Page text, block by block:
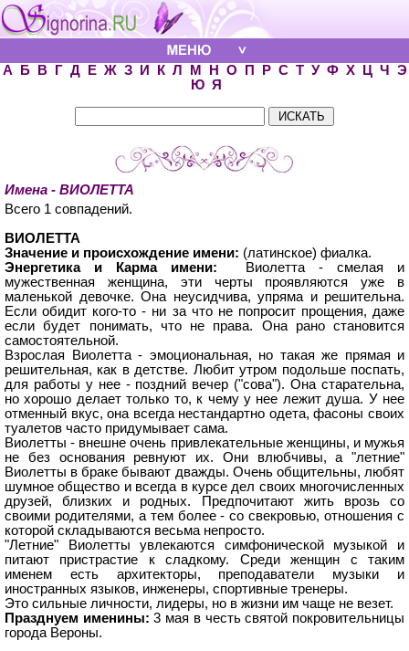
А Б В Г Д Е Ж З И К Л М Н О П Р С Т У Ф Х Ц Ч
Э
Ю Я
Имена - ВИОЛЕТТА
Всего 1 совпадений.
ВИОЛЕТТА
Значение и происхождение имени: (латинское) фиалка.
Энергетика и Карма имени:
Виолетта - смелая и
мужественная женщина, эти черты проявляются уже в
маленькой девочке. Она неусидчива, упряма и решительна.
Если обидит кого-то - ни за что не попросит прощения, даже
если будет понимать, что не права. Она рано становится
самостоятельной.
Взрослая Виолетта - эмоциональная, но такая же прямая и
решительная, как в детстве. Любит утром подольше поспать,
для работы у нее - поздний вечер ("сова"). Она старательна,
но хорошо делает только то, к чему у нее лежит душа. У нее
отменный вкус, она всегда нестандартно одета, фасоны своих
туалетов часто придумывает сама.
Виолетты - внешне очень привлекательные женщины, и мужья
не без основания ревнуют их. Они влюбчивы, а "летние"
Виолетты в браке бывают дважды. Очень общительны, любят
шумное общество и всегда в курсе дел своих многочисленных
друзей, близких и родных. Предпочитают жить врозь со
своими родителями, а тем более - со свекровью, отношения с
которой складываются весьма непросто.
"Летние" Виолетты увлекаются симфонической музыкой и
питают пристрастие к сладкому. Среди женщин с таким
именем есть архитекторы, преподаватели музыки и
иностранных языков, инженеры, спортивные тренеры.
Это сильные личности, лидеры, но в жизни им чаще не везет.
Празднуем именины: 3 мая в честь святой покровительницы
города Вероны.